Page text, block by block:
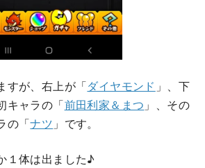
すが、右上が「ダイヤモンド 」、下
キャラの「前田利家＆まつ 」、その
の「ナツ 」です。
１体は出ました♪